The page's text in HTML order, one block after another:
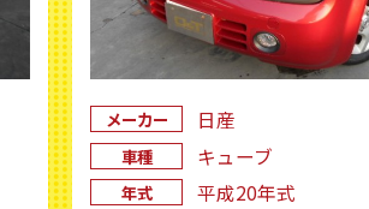
日産
キューブ
平成20年式